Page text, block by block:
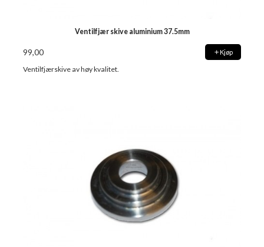
Ventilfjær skive aluminium 37.5mm
99,00 Kjøp
Ventilfjærskive av høy kvalitet.